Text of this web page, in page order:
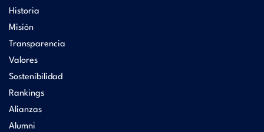
Historia
Misión
Transparencia
Valores
Sostenibilidad
Rankings
Alianzas
Alumni